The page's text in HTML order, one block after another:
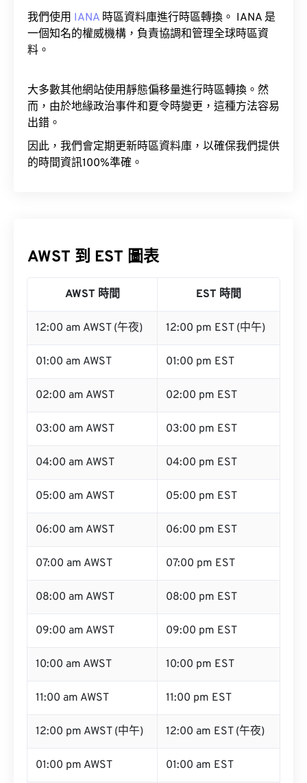
我們使用 IANA 時區資料庫進行時區轉換。 IANA 是
一個知名的權威機構，負責協調和管理全球時區資
料。
大多數其他網站使用靜態偏移量進行時區轉換。然
而，由於地緣政治事件和夏令時變更，這種方法容易
出錯。
因此，我們會定期更新時區資料庫，以確保我們提供
的時間資訊100%準確。
AWST 到 EST 圖表
AWST 時間 EST 時間
12:00 am AWST (午夜) 12:00 pm EST (中午)
01:00 am AWST 01:00 pm EST
02:00 am AWST 02:00 pm EST
03:00 am AWST 03:00 pm EST
04:00 am AWST 04:00 pm EST
05:00 am AWST 05:00 pm EST
06:00 am AWST 06:00 pm EST
07:00 am AWST 07:00 pm EST
08:00 am AWST 08:00 pm EST
09:00 am AWST 09:00 pm EST
10:00 am AWST 10:00 pm EST
11:00 am AWST 11:00 pm EST
12:00 pm AWST (中午) 12:00 am EST (午夜)
01:00 pm AWST 01:00 am EST